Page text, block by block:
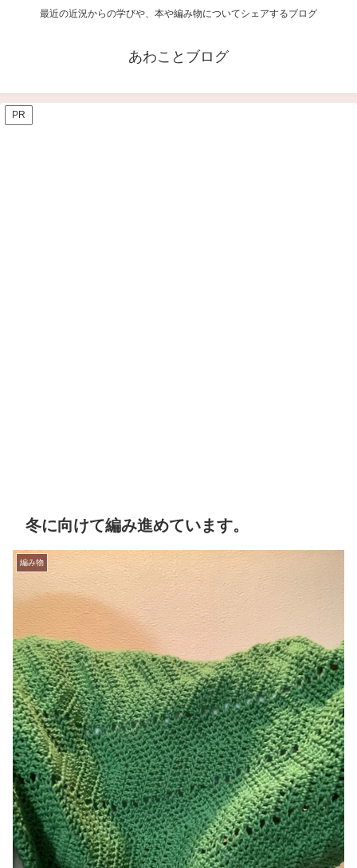
最近の近況からの学びや、本や編み物についてシェアするブログ
あわことブログ
PR
冬に向けて編み進めています。
編み物